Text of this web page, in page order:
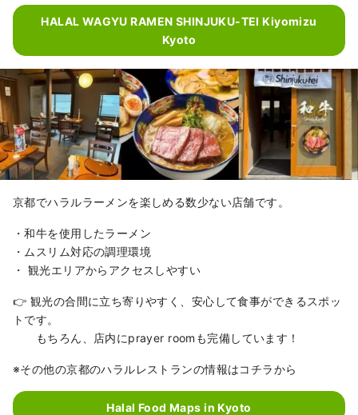
HALAL WAGYU RAMEN SHINJUKU-TEI Kiyomizu
Kyoto
京都でハラルラーメンを楽しめる数少ない店舗です。
・和牛を使用したラーメン
・ムスリム対応の調理環境
・ 観光エリアからアクセスしやすい
👉 観光の合間に立ち寄りやすく、安心して食事ができるスポッ
トです。
もちろん、店内にprayer roomも完備しています！
※その他の京都のハラルレストランの情報はコチラから
Halal Food Maps in Kyoto